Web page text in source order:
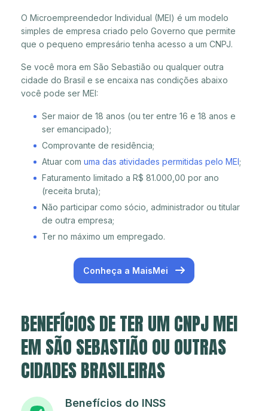
O Microempreendedor Individual (MEI) é um modelo
simples de empresa criado pelo Governo que permite
que o pequeno empresário tenha acesso a um CNPJ.
Se você mora em São Sebastião ou qualquer outra
cidade do Brasil e se encaixa nas condições abaixo
você pode ser MEI:
Ser maior de 18 anos (ou ter entre 16 e 18 anos e
ser emancipado);
Comprovante de residência;
Atuar com uma das atividades permitidas pelo MEI;
Faturamento limitado a R$ 81.000,00 por ano
(receita bruta);
Não participar como sócio, administrador ou titular
de outra empresa;
Ter no máximo um empregado.
Conheça a MaisMei
BENEFÍCIOS DE TER UM CNPJ MEI
EM SÃO SEBASTIÃO OU OUTRAS
CIDADES BRASILEIRAS
Benefícios do INSS